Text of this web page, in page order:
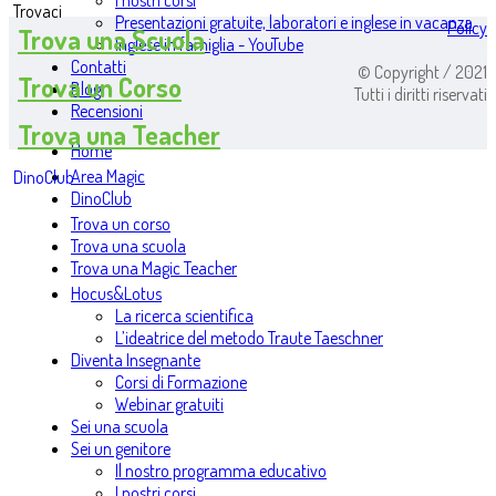
Presentazioni gratuite, laboratori e inglese in vacanza
Inglese in famiglia - YouTube
Contatti
Blog
Recensioni
Home
Area Magic
DinoClub
Trova un corso
Trova una scuola
Trova una Magic Teacher
Hocus&Lotus
La ricerca scientifica
L’ideatrice del metodo Traute Taeschner
Diventa Insegnante
Corsi di Formazione
Webinar gratuiti
Sei una scuola
Sei un genitore
Il nostro programma educativo
Trovaci
Trova una Scuola
Trova un Corso
Trova una Teacher
DinoClub
Policy
© Copyright / 2021
Tutti i diritti riservati